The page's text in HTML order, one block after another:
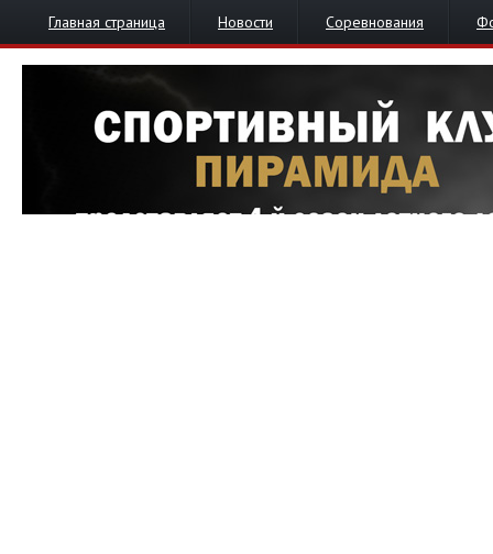
Главная страница Новости Соревнования